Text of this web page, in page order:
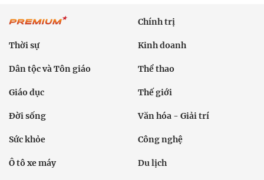
Chính trị
Thời sự Kinh doanh
Dân tộc và Tôn giáo Thể thao
Giáo dục Thế giới
Đời sống Văn hóa - Giải trí
Sức khỏe Công nghệ
Ô tô xe máy Du lịch